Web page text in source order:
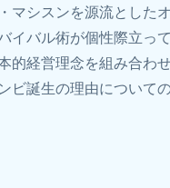
マシスンを源流とした
イバル術が個性際立って
的経営理念を組み合
ビ誕生の理由について